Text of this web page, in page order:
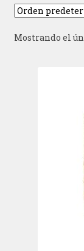
Blog
Iniciar sesión
Mostrando el